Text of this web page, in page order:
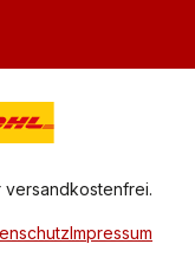
versandkostenfrei.
Impressum